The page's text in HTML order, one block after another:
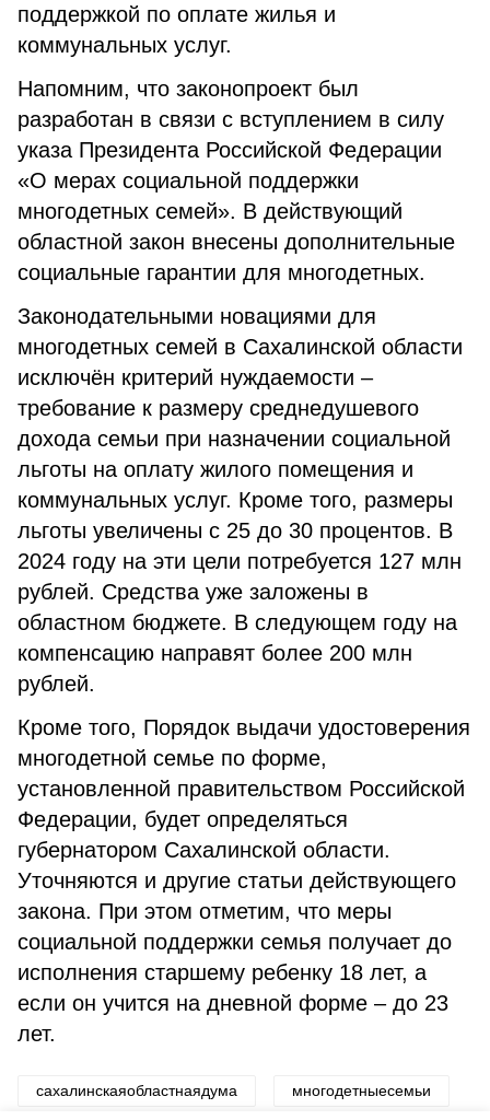
поддержкой по оплате жилья и
коммунальных услуг.
Напомним, что законопроект был
разработан в связи с вступлением в силу
указа Президента Российской Федерации
«О мерах социальной поддержки
многодетных семей». В действующий
областной закон внесены дополнительные
социальные гарантии для многодетных.
Законодательными новациями для
многодетных семей в Сахалинской области
исключён критерий нуждаемости –
требование к размеру среднедушевого
дохода семьи при назначении социальной
льготы на оплату жилого помещения и
коммунальных услуг. Кроме того, размеры
льготы увеличены с 25 до 30 процентов. В
2024 году на эти цели потребуется 127 млн
рублей. Средства уже заложены в
областном бюджете. В следующем году на
компенсацию направят более 200 млн
рублей.
Кроме того, Порядок выдачи удостоверения
многодетной семье по форме,
установленной правительством Российской
Федерации, будет определяться
губернатором Сахалинской области.
Уточняются и другие статьи действующего
закона. При этом отметим, что меры
социальной поддержки семья получает до
исполнения старшему ребенку 18 лет, а
если он учится на дневной форме – до 23
лет.
сахалинскаяобластнаядума многодетныесемьи